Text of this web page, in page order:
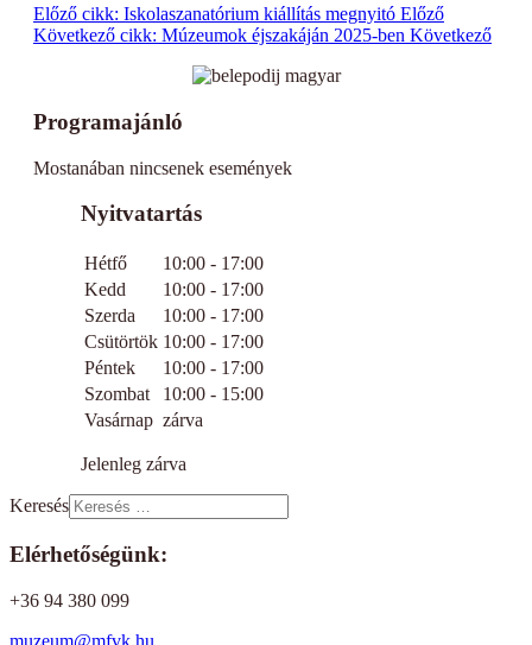
Előző cikk: Iskolaszanatórium kiállítás megnyitó Előző
Következő cikk: Múzeumok éjszakáján 2025-ben Következő
Programajánló
Mostanában nincsenek események
Nyitvatartás
Hétfő
10:00 - 17:00
Kedd
10:00 - 17:00
Szerda
10:00 - 17:00
Csütörtök 10:00 - 17:00
Péntek
10:00 - 17:00
Szombat
10:00 - 15:00
Vasárnap zárva
Jelenleg zárva
Keresés
Elérhetőségünk:
+36 94 380 099
muzeum@mfvk.hu